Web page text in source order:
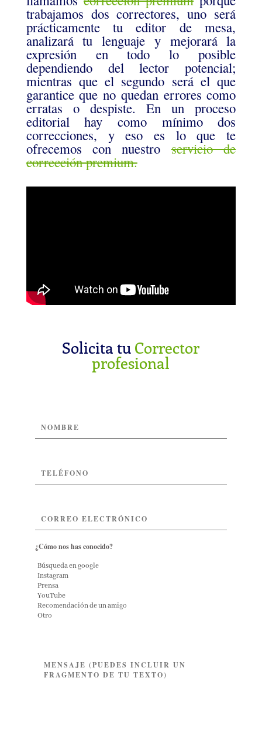
trabajamos dos correctores, uno será
prácticamente tu editor de mesa,
analizará tu lenguaje y mejorará la
expresión en todo lo posible
dependiendo del lector potencial;
mientras que el segundo será el que
garantice que no quedan errores como
erratas o despiste. En un proceso
editorial hay como mínimo dos
correcciones, y eso es lo que te
ofrecemos con nuestroservicio de
corrección premium.
Solicita tu Corrector
profesional
¿Cómo nos has conocido?